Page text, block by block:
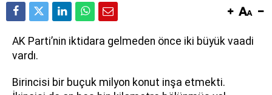
AK Parti’nin iktidara gelmeden önce iki büyük vaadi
vardı.
Birincisi bir buçuk milyon konut inşa etmekti.